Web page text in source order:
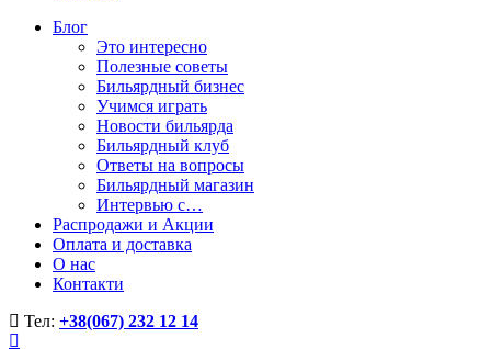
Блог
Это интересно
Полезные советы
Бильярдный бизнес
Учимся играть
Новости бильярда
Бильярдный клуб
Ответы на вопросы
Бильярдный магазин
Интервью с…
Распродажи и Акции
Оплата и доставка
О нас
Контакти
Тел: +38(067) 232 12 14